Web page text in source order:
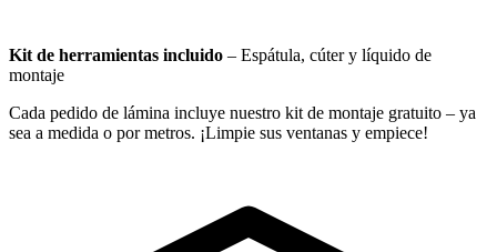
Kit de herramientas incluido – Espátula, cúter y líquido de
montaje
Cada pedido de lámina incluye nuestro kit de montaje gratuito – ya
sea a medida o por metros. ¡Limpie sus ventanas y empiece!